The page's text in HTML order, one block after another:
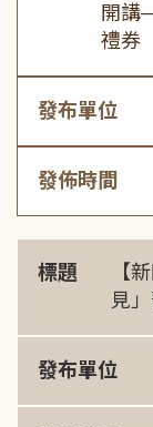
開講
禮券
發布單位
發佈時間
標題
【
見
發布單位